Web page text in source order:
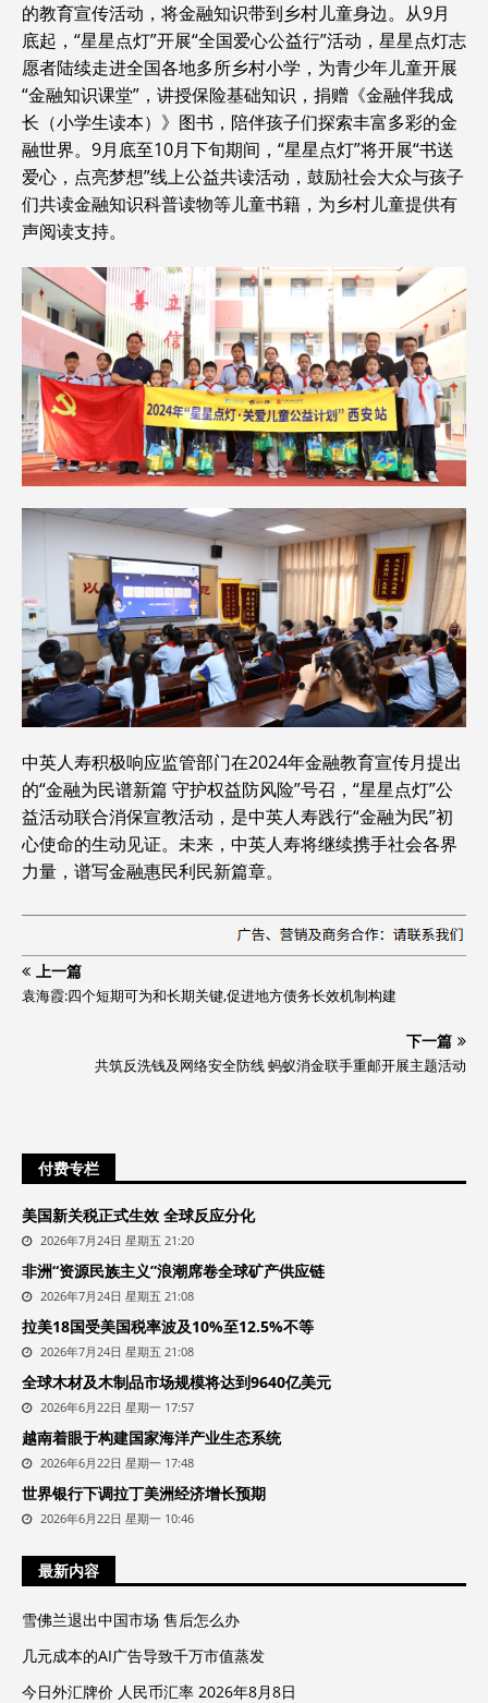
的教育宣传活动，将金融知识带到乡村儿童身边。从9月
底起，“星星点灯”开展“全国爱心公益行”活动，星星点灯志
愿者陆续走进全国各地多所乡村小学，为青少年儿童开展
“金融知识课堂”，讲授保险基础知识，捐赠《金融伴我成
长（小学生读本）》图书，陪伴孩子们探索丰富多彩的金
融世界。9月底至10月下旬期间，“星星点灯”将开展“书送
爱心，点亮梦想”线上公益共读活动，鼓励社会大众与孩子
们共读金融知识科普读物等儿童书籍，为乡村儿童提供有
声阅读支持。
中英人寿积极响应监管部门在2024年金融教育宣传月提出
的“金融为民谱新篇 守护权益防风险”号召，“星星点灯”公
益活动联合消保宣教活动，是中英人寿践行“金融为民”初
心使命的生动见证。未来，中英人寿将继续携手社会各界
力量，谱写金融惠民利民新篇章。
上一篇
袁海霞:四个短期可为和长期关键,促进地方债务长效机制构建
下一篇
共筑反洗钱及网络安全防线 蚂蚁消金联手重邮开展主题活动
付费专栏
美国新关税正式生效 全球反应分化
2026年7月24日 星期五 21:20
非洲“资源民族主义”浪潮席卷全球矿产供应链
2026年7月24日 星期五 21:08
拉美18国受美国税率波及10%至12.5%不等
2026年7月24日 星期五 21:08
全球木材及木制品市场规模将达到9640亿美元
2026年6月22日 星期一 17:57
越南着眼于构建国家海洋产业生态系统
2026年6月22日 星期一 17:48
世界银行下调拉丁美洲经济增长预期
2026年6月22日 星期一 10:46
最新内容
雪佛兰退出中国市场 售后怎么办
几元成本的AI广告导致千万市值蒸发
今日外汇牌价 人民币汇率 2026年8月8日